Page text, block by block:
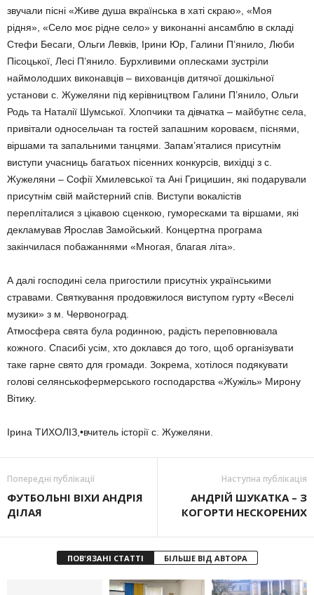
звучали пісні «Живе душа вкраїнська в хаті скраю», «Моя
рідня», «Село моє рідне село» у виконанні ансамблю в складі
Стефи Бесаги, Ольги Левків, Ірини Юр, Галини П’янило, Люби
Пісоцької, Лесі П’янило. Бурхливими оплесками зустріли
наймолодших виконавців – вихованців дитячої дошкільної
установи с. Жужеляни під керівництвом Галини П’янило, Ольги
Родь та Наталії Шумської. Хлопчики та дівчатка – майбутнє села,
привітали односельчан та гостей запашним короваєм, піснями,
віршами та запальними танцями. Запам’яталися присутнім
виступи учасниць багатьох пісенних конкурсів, вихідці з с.
Жужеляни – Софії Хмилевської та Ані Грицишин, які подарували
присутнім свій майстерний спів. Виступи вокалістів
перепліталися з цікавою сценкою, гуморесками та віршами, які
декламував Ярослав Замойський. Концертна програма
закінчилася побажаннями «Многая, благая літа».
А далі господині села пригостили присутніх українськими
стравами. Святкування продовжилося виступом гурту «Веселі
музики» з м. Червоноград.
Атмосфера свята була родинною, радість переповнювала
кожного. Спасибі усім, хто доклався до того, щоб організувати
таке гарне свято для громади. Зокрема, хотілося подякувати
голові селянськофермерського господарства «Жужіль» Мирону
Вітику.
Ірина ТИХОЛІЗ,•вчитель історії с. Жужеляни.
Попередні публікації
ФУТБОЛЬНІ ВІХИ АНДРІЯ
ДІЛАЯ
Наступна публікація
АНДРІЙ ШУКАТКА – З
КОГОРТИ НЕСКОРЕНИХ
ПОВ'ЯЗАНІ СТАТТІ БІЛЬШЕ ВІД АВТОРА